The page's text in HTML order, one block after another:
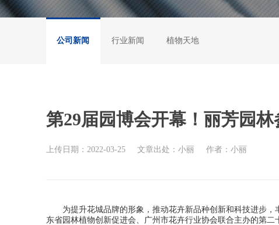
公司新闻 行业新闻 植物天地
第29届园博会开幕！丽芳园
上传日期：2022-03-25 文章出处：小丽 作者：小丽
为提升花城品牌的形象，推动花卉新品种创新和科技进步，
东省园林植物创新促进会、广州市花卉行业协会联合主办的第二